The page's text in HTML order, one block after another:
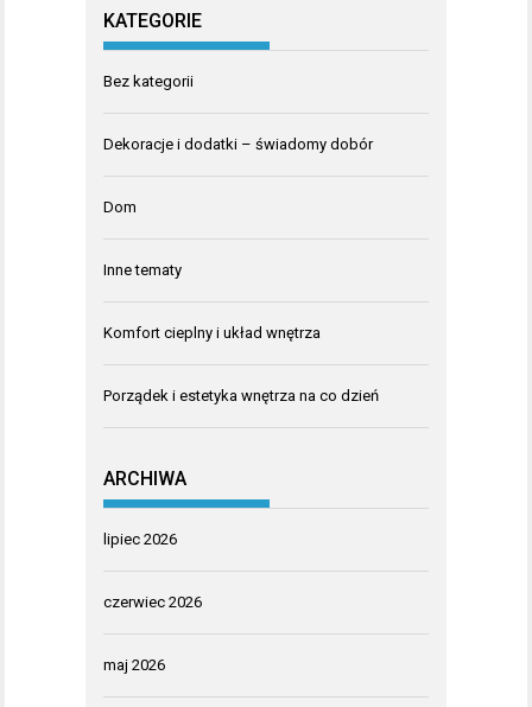
KATEGORIE
Bez kategorii
Dekoracje i dodatki – świadomy dobór
Dom
Inne tematy
Komfort cieplny i układ wnętrza
Porządek i estetyka wnętrza na co dzień
ARCHIWA
lipiec 2026
czerwiec 2026
maj 2026